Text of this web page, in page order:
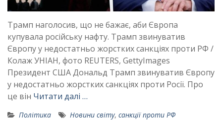
Трамп наголосив, що не бажає, аби Європа
купувала російську нафту. Трамп звинуватив
Європу у недостатньо жорстких санкціях проти РФ /
Колаж УНІАН, фото REUTERS, GettyImages
Президент США Дональд Трамп звинуватив Європу
у недостатньо жорстких санкціях проти Росії. Про
це він Читати далі …
Політика Новини світу, санкції проти РФ